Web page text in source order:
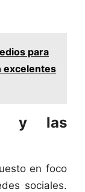
para
excelentes
y las
en foco
sociales.